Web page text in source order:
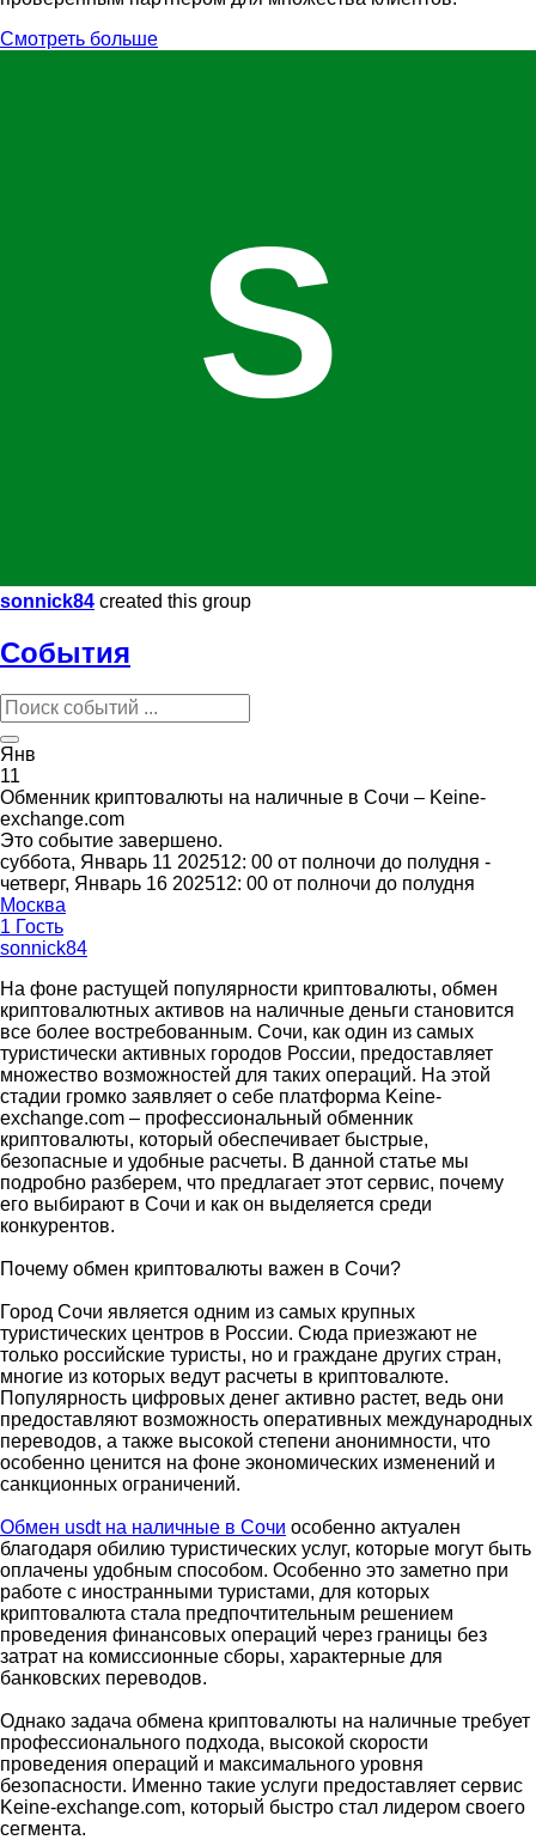
Смотреть больше
S
sonnick84 created this group
События
Янв
11
Обменник криптовалюты на наличные в Сочи – Keine-
exchange.com
Это событие завершено.
суббота, Январь 11 202512: 00 от полночи до полудня -
четверг, Январь 16 202512: 00 от полночи до полудня
Москва
1 Гость
sonnick84
На фоне растущей популярности криптовалюты, обмен
криптовалютных активов на наличные деньги становится
все более востребованным. Сочи, как один из самых
туристически активных городов России, предоставляет
множество возможностей для таких операций. На этой
стадии громко заявляет о себе платформа Keine-
exchange.com – профессиональный обменник
криптовалюты, который обеспечивает быстрые,
безопасные и удобные расчеты. В данной статье мы
подробно разберем, что предлагает этот сервис, почему
его выбирают в Сочи и как он выделяется среди
конкурентов.
Почему обмен криптовалюты важен в Сочи?
Город Сочи является одним из самых крупных
туристических центров в России. Сюда приезжают не
только российские туристы, но и граждане других стран,
многие из которых ведут расчеты в криптовалюте.
Популярность цифровых денег активно растет, ведь они
предоставляют возможность оперативных международных
переводов, а также высокой степени анонимности, что
особенно ценится на фоне экономических изменений и
санкционных ограничений.
Обмен usdt на наличные в Сочи особенно актуален
благодаря обилию туристических услуг, которые могут быть
оплачены удобным способом. Особенно это заметно при
работе с иностранными туристами, для которых
криптовалюта стала предпочтительным решением
проведения финансовых операций через границы без
затрат на комиссионные сборы, характерные для
банковских переводов.
Однако задача обмена криптовалюты на наличные требует
профессионального подхода, высокой скорости
проведения операций и максимального уровня
безопасности. Именно такие услуги предоставляет сервис
Keine-exchange.com, который быстро стал лидером своего
сегмента.